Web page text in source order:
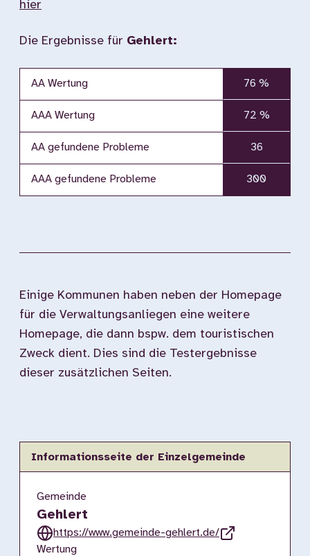
hier
Die Ergebnisse für Gehlert:
AA Wertung 76 %
AAA Wertung 72 %
AA gefundene Probleme 36
AAA gefundene Probleme 300
Einige Kommunen haben neben der Homepage
für die Verwaltungsanliegen eine weitere
Homepage, die dann bspw. dem touristischen
Zweck dient. Dies sind die Testergebnisse
dieser zusätzlichen Seiten.
Informationsseite der Einzelgemeinde
Gemeinde
Gehlert
https://www.gemeinde-gehlert.de/
Wertung